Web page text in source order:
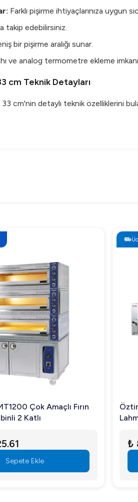
Farklı pişirme ihtiyaçlarınıza uygun
takip edebilirsiniz.
bir pişirme aralığı sunar.
ve analog termometre ekleme
cm Teknik Detayları
cm'nin detaylı teknik özelliklerini
uygun fiyatlarla birleştirerek
cm Neden Tercih Edilmeli?
mutfakların yüksek
sorunsuz kullanım.
sağlar.
düşürür.
Çok Amaçlı Fırın
2 Katlı
Sepete Ekle
₺